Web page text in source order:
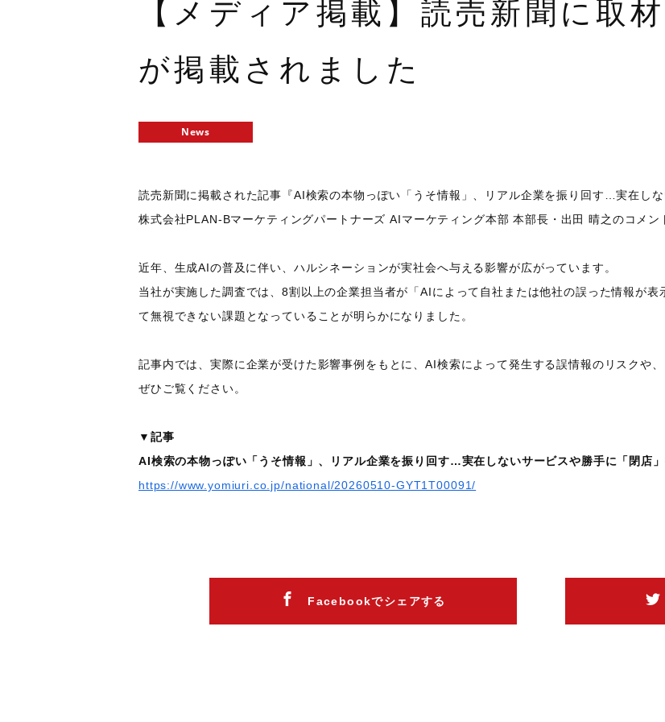
【メディア掲載】読売新聞に取
が掲載されました
News
読売新聞に掲載された記事『AI検索の本物っぽい「うそ情報」、リアル企業を振り回す…実在し
株式会社PLAN-Bマーケティングパートナーズ AIマーケティング本部 本部長・出田 晴之のコメン
近年、生成AIの普及に伴い、ハルシネーションが実社会へ与える影響が広がっています。
当社が実施した調査では、8割以上の企業担当者が「AIによって自社または他社の誤った情報が
て無視できない課題となっていることが明らかになりました。
記事内では、実際に企業が受けた影響事例をもとに、AI検索によって発生する誤情報のリスクや
ぜひご覧ください。
▼記事
AI検索の本物っぽい「うそ情報」、リアル企業を振り回す…実在しないサービスや勝手に「閉店
https://www.yomiuri.co.jp/national/20260510-GYT1T00091/
Facebookでシェアする